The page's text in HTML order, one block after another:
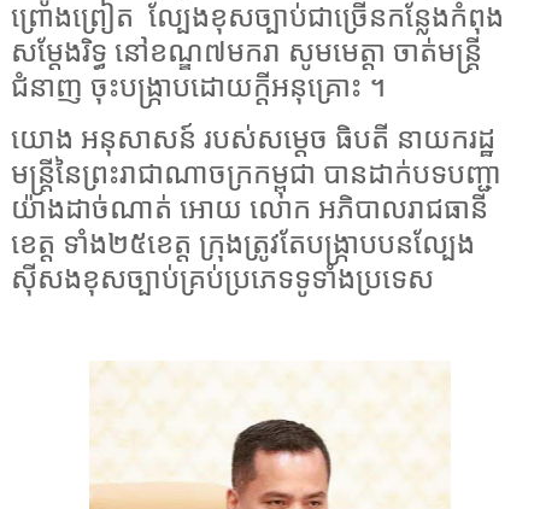
ព្រោងព្រៀត ល្បែងខុសច្បាប់ជាច្រើនកន្លែងកំពុង
សម្តែងរិទ្ធ នៅខណ្ឌ៧មករា សូមមេត្តា ចាត់មន្ត្រី
ជំនាញ ចុះបង្ក្រាបដោយក្តីអនុគ្រោះ ។
យោង អនុសាសន៍ របស់សម្តេច ធិបតី នាយករដ្ឋ
មន្ត្រីនៃព្រះរាជាណាចក្រកម្ពុជា បានដាក់បទបញ្ជា
យ៉ាងដាច់ណាត់ អោយ លោក អភិបាលរាជធានី
ខេត្ត ទាំង២៥ខេត្ត ក្រុងត្រូវតែបង្ក្រាបបនល្បែង
ស៊ីសងខុសច្បាប់គ្រប់ប្រភេទទូទាំងប្រទេស